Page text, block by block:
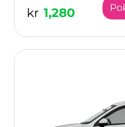
kr 1,280